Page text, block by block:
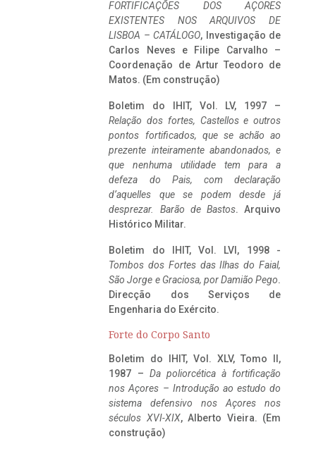
FORTIFICAÇÕES DOS AÇORES
EXISTENTES NOS ARQUIVOS DE
LISBOA – CATÁLOGO, Investigação de
Carlos Neves e Filipe Carvalho –
Coordenação de Artur Teodoro de
Matos. (Em construção)
Boletim do IHIT, Vol. LV, 1997 –
Relação dos fortes, Castellos e outros
pontos fortificados, que se achão ao
prezente inteiramente abandonados, e
que nenhuma utilidade tem para a
defeza do Pais, com declaração
d’aquelles que se podem desde já
desprezar. Barão de Bastos. Arquivo
Histórico Militar.
Boletim do IHIT, Vol. LVI, 1998 -
Tombos dos Fortes das Ilhas do Faial,
São Jorge e Graciosa, por Damião Pego.
Direcção dos Serviços de
Engenharia do Exército.
Forte do Corpo Santo
Boletim do IHIT, Vol. XLV, Tomo II,
1987 – Da poliorcética à fortificação
nos Açores – Introdução ao estudo do
sistema defensivo nos Açores nos
séculos XVI-XIX, Alberto Vieira. (Em
construção)